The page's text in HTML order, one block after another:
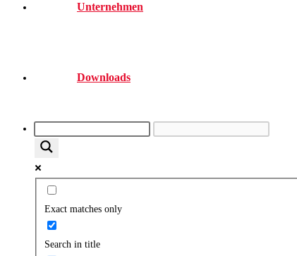
Unternehmen
Downloads
Exact matches only
Search in title